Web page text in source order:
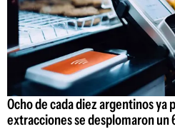
Ocho de cada diez argentinos
extracciones se desplomaron un